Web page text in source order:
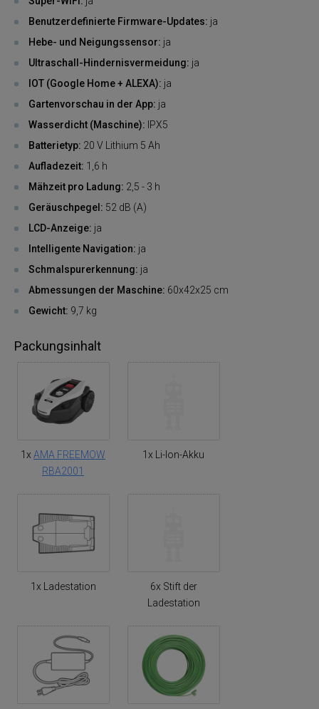
Benutzerdefinierte Firmware-Updates: ja
Hebe- und Neigungssensor: ja
Ultraschall-Hindernisvermeidung: ja
IOT (Google Home + ALEXA): ja
Gartenvorschau in der App: ja
Wasserdicht (Maschine): IPX5
Batterietyp: 20 V Lithium 5 Ah
Aufladezeit: 1,6 h
Mähzeit pro Ladung: 2,5 - 3 h
Geräuschpegel: 52 dB (A)
LCD-Anzeige: ja
Intelligente Navigation: ja
Schmalspurerkennung: ja
Abmessungen der Maschine: 60x42x25 cm
Gewicht: 9,7 kg
Packungsinhalt
1x AMA FREEMOW
RBA2001
1x Li-Ion-Akku
1x Ladestation
6x Stift der
Ladestation